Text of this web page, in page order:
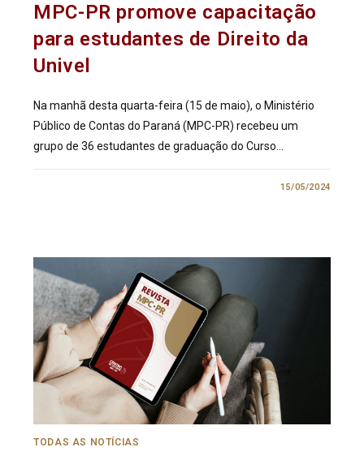
MPC-PR promove capacitação
para estudantes de Direito da
Univel
Na manhã desta quarta-feira (15 de maio), o Ministério
Público de Contas do Paraná (MPC-PR) recebeu um
grupo de 36 estudantes de graduação do Curso…
15/05/2024
TODAS AS NOTÍCIAS